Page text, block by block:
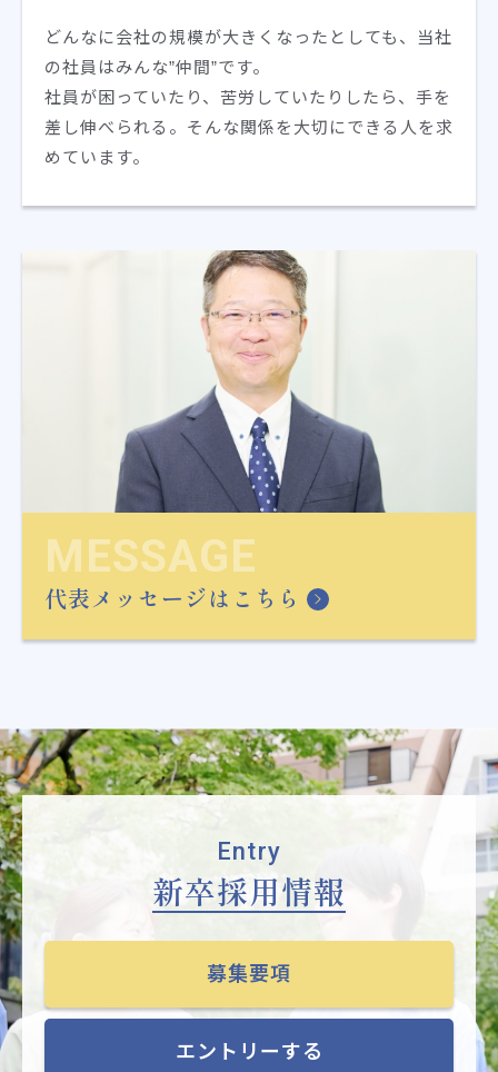
どんなに会社の規模が大きくなったとしても、当社
の社員はみんな”仲間”です。
社員が困っていたり、苦労していたりしたら、手を
差し伸べられる。そんな関係を大切にできる人を求
めています。
MESSAGE
代表メッセージはこちら
Entry
新卒採用情報
募集要項
エントリーする